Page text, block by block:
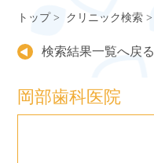
トップ クリニック検索
検索結果一覧へ戻る
岡部歯科医院